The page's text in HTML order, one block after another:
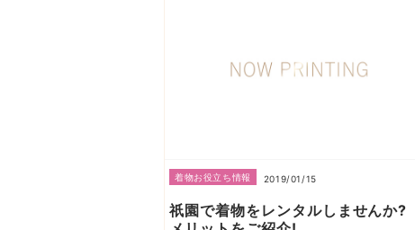
着物お役立ち情報 2019/01/15
祇園で着物をレンタルしませんか?